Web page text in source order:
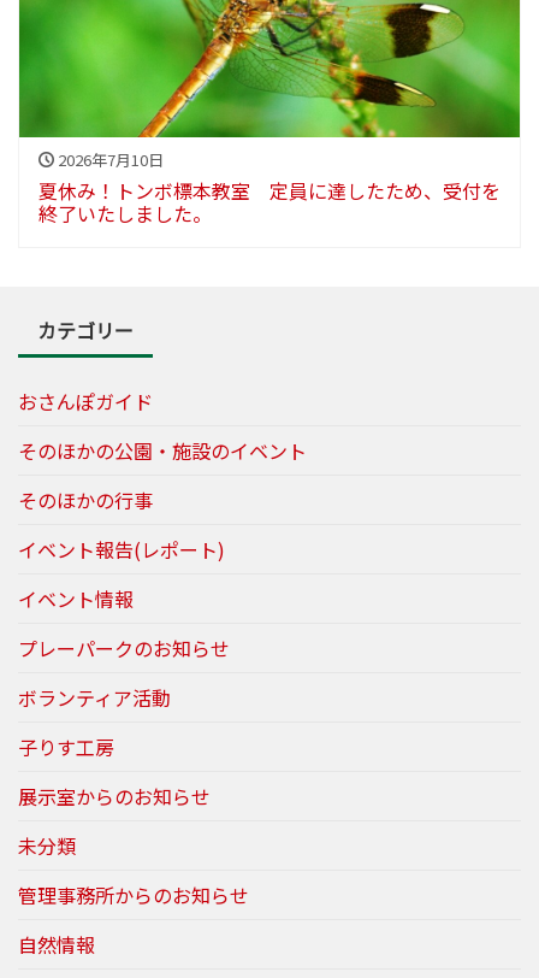
2026年7月10日
夏休み！トンボ標本教室 定員に達したため、受付を
終了いたしました。
カテゴリー
おさんぽガイド
そのほかの公園・施設のイベント
そのほかの行事
イベント報告(レポート)
イベント情報
プレーパークのお知らせ
ボランティア活動
子りす工房
展示室からのお知らせ
未分類
管理事務所からのお知らせ
自然情報